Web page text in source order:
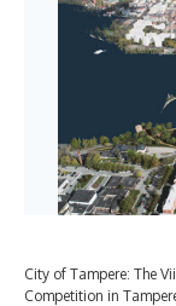
City of Tampere: The
Competition in